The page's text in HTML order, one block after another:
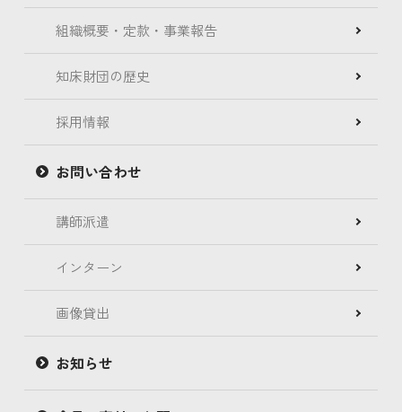
組織概要・定款・事業報告
知床財団の歴史
採用情報
お問い合わせ
講師派遣
インターン
画像貸出
お知らせ